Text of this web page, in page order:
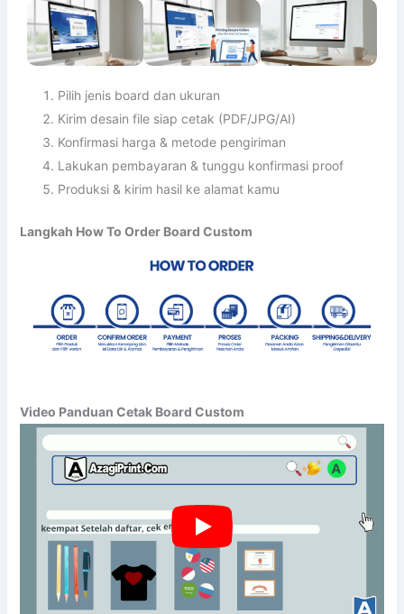
Pilih jenis board dan ukuran
Kirim desain file siap cetak (PDF/JPG/AI)
Konfirmasi harga & metode pengiriman
Lakukan pembayaran & tunggu konfirmasi proof
Produksi & kirim hasil ke alamat kamu
Langkah How To Order Board Custom
Video Panduan Cetak Board Custom